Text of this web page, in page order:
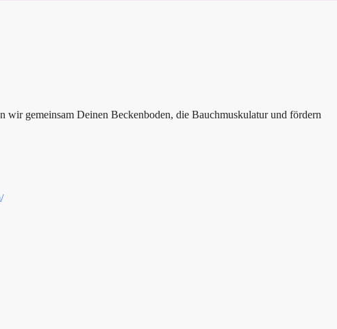
gemeinsam Deinen Beckenboden, die Bauchmuskulatur und fördern